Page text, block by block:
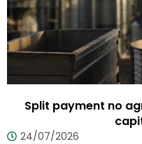
Split payment no
24/07/2026